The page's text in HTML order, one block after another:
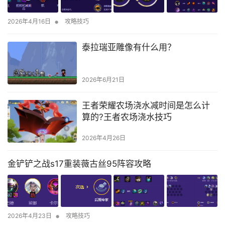
2026年4月16日 • 攻略技巧
泰拉瑞亚雕像有什么用？
2026年6月21日
王者荣耀农场浇水减时间是怎么计
算的?王者农场浇水技巧
2026年4月26日
金铲铲之战s17重装薇古丝95阵容攻略
2026年4月23日 • 攻略技巧